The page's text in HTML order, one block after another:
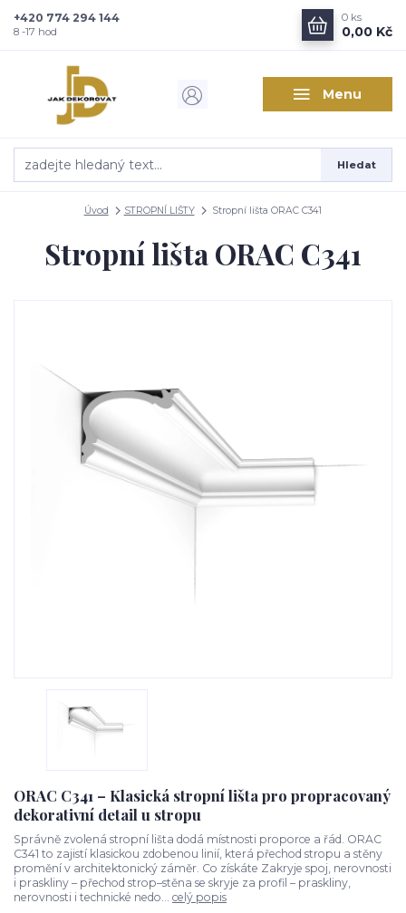
Menu
Hledat
+420 774 294 144
8 -17 hod
0 ks
0,00 Kč
Úvod STROPNÍ LIŠTY Stropní lišta ORAC C341
Stropní lišta ORAC C341
ORAC C341 – Klasická stropní lišta pro propracovaný
dekorativní detail u stropu
Správně zvolená stropní lišta dodá místnosti proporce a řád. ORAC
C341 to zajistí klasickou zdobenou linií, která přechod stropu a stěny
promění v architektonický záměr. Co získáte Zakryje spoj, nerovnosti
i praskliny – přechod strop–stěna se skryje za profil – praskliny,
nerovnosti i technické nedo... celý popis
Zajímá vás, co nového v
Kam poslat informaci o novinkách v interiérovém designu?